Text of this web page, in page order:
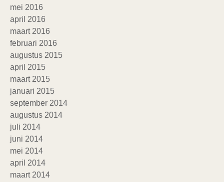
mei 2016
april 2016
maart 2016
februari 2016
augustus 2015
april 2015
maart 2015
januari 2015
september 2014
augustus 2014
juli 2014
juni 2014
mei 2014
april 2014
maart 2014